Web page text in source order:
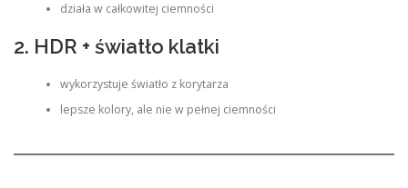
działa w całkowitej ciemności
2. HDR + światło klatki
wykorzystuje światło z korytarza
lepsze kolory, ale nie w pełnej ciemności